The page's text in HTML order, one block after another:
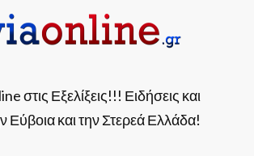
στις Εξελίξεις!!! Ειδήσεις και
Εύβοια και την Στερεά Ελλάδα!